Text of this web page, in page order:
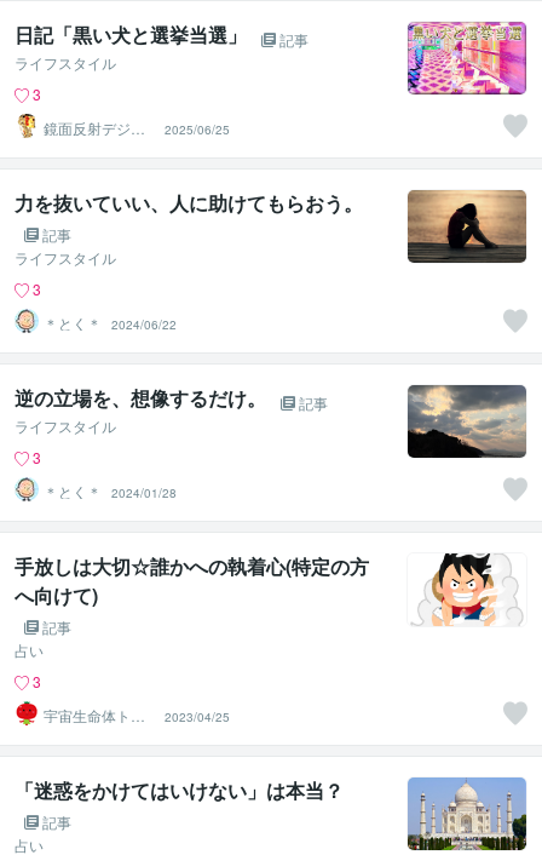
日記「黒い犬と選挙当選」
記事
ライフスタイル
3
鏡面反射デジタ
ルアート製作所
（鈴木穣）
2025/06/25
力を抜いていい、人に助けてもらおう。
記事
ライフスタイル
3
＊とく＊
2024/06/22
逆の立場を、想像するだけ。
記事
ライフスタイル
3
＊とく＊
2024/01/28
手放しは大切☆誰かへの執着心(特定の方
へ向けて)
記事
占い
3
宇宙生命体トマ
トちゃん
2023/04/25
「迷惑をかけてはいけない」は本当？
記事
占い